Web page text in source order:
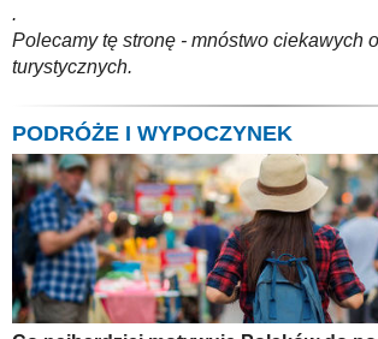
.
Polecamy tę stronę - mnóstwo ciekawych
turystycznych.
PODRÓŻE I WYPOCZYNEK